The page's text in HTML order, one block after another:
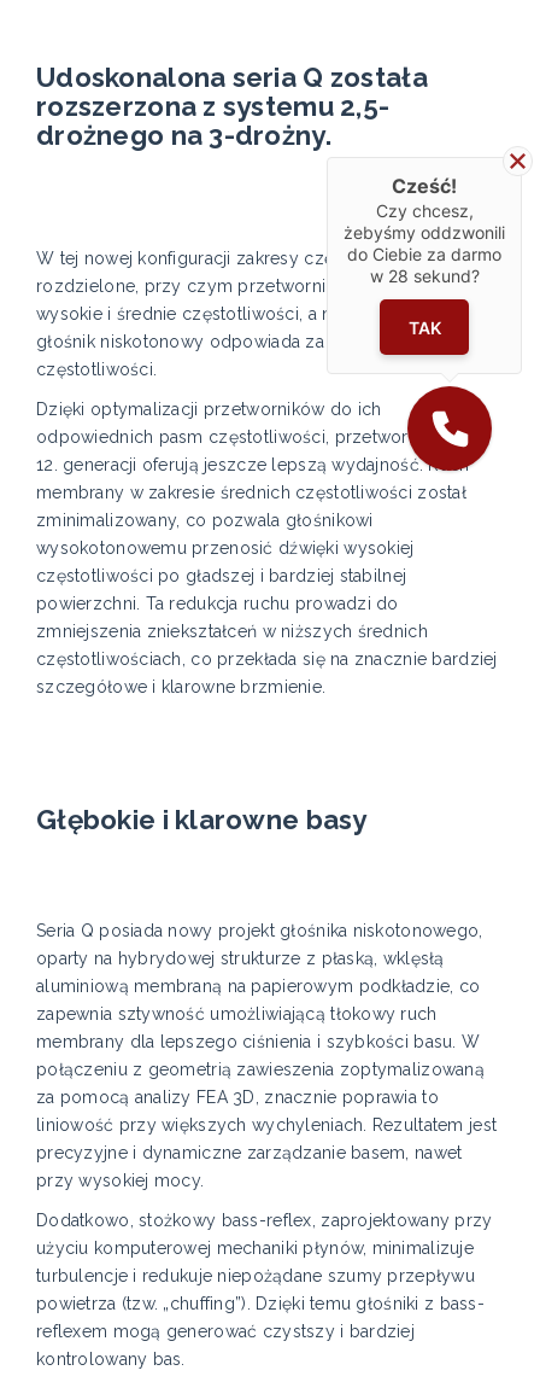
Udoskonalona seria Q została
rozszerzona z systemu 2,5-
drożnego na 3-drożny.
W tej nowej konfiguracji zakresy częstotliwości są
rozdzielone, przy czym przetwornik Uni-Q obsługuje
wysokie i średnie częstotliwości, a nowo opracowany
głośnik niskotonowy odpowiada za odtwarzanie niskich
częstotliwości.
Dzięki optymalizacji przetworników do ich
odpowiednich pasm częstotliwości, przetworniki Uni-Q
12. generacji oferują jeszcze lepszą wydajność. Ruch
membrany w zakresie średnich częstotliwości został
zminimalizowany, co pozwala głośnikowi
wysokotonowemu przenosić dźwięki wysokiej
częstotliwości po gładszej i bardziej stabilnej
powierzchni. Ta redukcja ruchu prowadzi do
zmniejszenia zniekształceń w niższych średnich
częstotliwościach, co przekłada się na znacznie bardziej
szczegółowe i klarowne brzmienie.
Głębokie i klarowne basy
Seria Q posiada nowy projekt głośnika niskotonowego,
oparty na hybrydowej strukturze z płaską, wklęsłą
aluminiową membraną na papierowym podkładzie, co
zapewnia sztywność umożliwiającą tłokowy ruch
membrany dla lepszego ciśnienia i szybkości basu. W
połączeniu z geometrią zawieszenia zoptymalizowaną
za pomocą analizy FEA 3D, znacznie poprawia to
liniowość przy większych wychyleniach. Rezultatem jest
precyzyjne i dynamiczne zarządzanie basem, nawet
przy wysokiej mocy.
Dodatkowo, stożkowy bass-reflex, zaprojektowany przy
użyciu komputerowej mechaniki płynów, minimalizuje
turbulencje i redukuje niepożądane szumy przepływu
powietrza (tzw. „chuffing”). Dzięki temu głośniki z bass-
reflexem mogą generować czystszy i bardziej
kontrolowany bas.
Cześć!
Czy chcesz,
żebyśmy oddzwonili
do Ciebie za darmo
w 28 sekund?
TAK